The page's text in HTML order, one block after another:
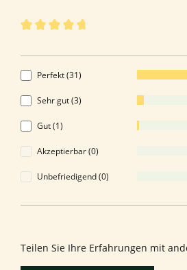
Perfekt (31)
Sehr gut (3)
Gut (1)
Akzeptierbar (0)
Unbefriedigend (0)
Teilen Sie Ihre Erfahrungen mit